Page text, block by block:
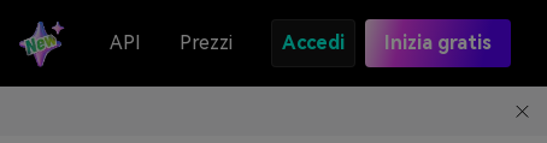
API Prezzi Accedi Inizia gratis